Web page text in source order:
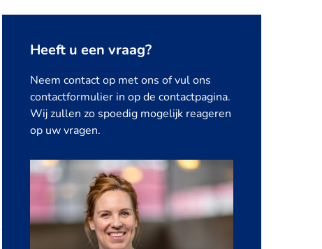
Heeft u een vraag?
Neem contact op met ons of vul ons
contactformulier in op de contactpagina.
Wij zullen zo spoedig mogelijk reageren
op uw vragen.